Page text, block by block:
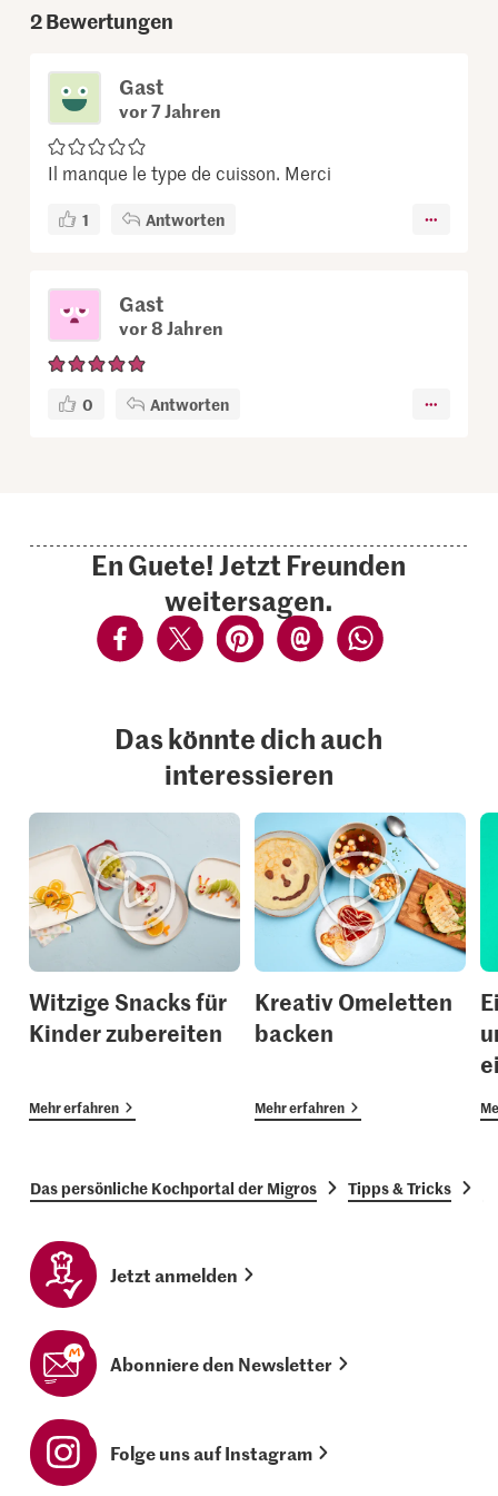
2Bewertungen
Gast
vor 7 Jahren
Il manque le type de cuisson. Merci
1 Antworten
Gast
vor 8 Jahren
0 Antworten
En Guete! Jetzt Freunden
weitersagen.
Das könnte dich auch
interessieren
Witzige Snacks für
Kinder zubereiten
Mehr erfahren
Kreativ Omeletten
backen
Mehr erfahren
Das persönliche Kochportal der Migros Tipps & Tricks
Jetzt anmelden
Abonniere den Newsletter
Folge uns auf Instagram